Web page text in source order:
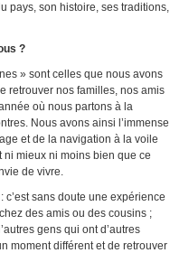
pays, son histoire, ses traditions,
?
» sont celles que nous avons
retrouver nos familles, nos amis
où nous partons à la
Nous avons ainsi l’immense
et de la navigation à la voile
ni mieux ni moins bien que ce
de vivre.
c’est sans doute une expérience
des amis ou des cousins ;
gens qui ont d’autres
moment différent et de retrouver